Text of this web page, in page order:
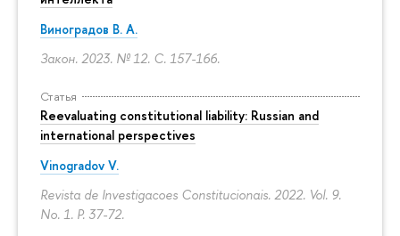
Виноградов В. А.
Закон. 2023. № 12. С. 157-166.
Статья
Reevaluating constitutional liability: Russian and
international perspectives
Vinogradov V.
Revista de Investigacoes Constitucionais. 2022. Vol. 9.
No. 1. P. 37-72.